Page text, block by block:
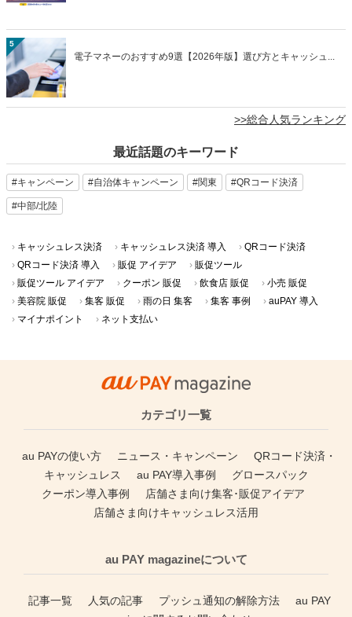
5
電子マネーのおすすめ9選【2026年版】選び方とキャッシュ...
>>総合人気ランキング
最近話題のキーワード
#キャンペーン #自治体キャンペーン #関東 #QRコード決済
#中部/北陸
キャッシュレス決済 キャッシュレス決済 導入
QRコード決済
QRコード決済 導入
販促 アイデア
販促ツール
販促ツール アイデア
クーポン 販促 飲食店 販促
小売 販促
美容院 販促
集客 販促 雨の日 集客 集客 事例
auPAY 導入
マイナポイント
ネット支払い
カテゴリ一覧
au PAYの使い方 ニュース・キャンペーン
QRコード決済・
キャッシュレス
au PAY導入事例
グロースパック
クーポン導入事例
店舗さま向け集客･販促アイデア
店舗さま向けキャッシュレス活用
au PAY magazineについて
記事一覧 人気の記事 プッシュ通知の解除方法
au PAY